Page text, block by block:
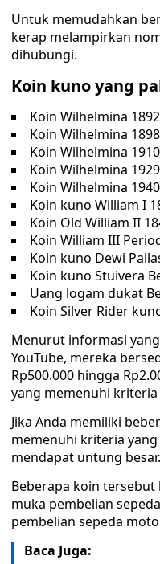
Untuk memudahkan
kerap melampirkan
dihubungi.
Koin kuno yang
Koin Wilhelmina
Koin Wilhelmina
Koin Wilhelmina
Koin Wilhelmina
Koin Wilhelmina
Koin kuno William I
Koin Old William II
Koin William III
Koin kuno Dewi
Koin kuno Stuivera
Uang logam dukat
Koin Silver Rider
Menurut informasi
YouTube, mereka
Rp500.000 hingga
yang memenuhi kriteria
Jika Anda memiliki
memenuhi kriteria
mendapat untung besar.
Beberapa koin
muka pembelian
pembelian sepeda
Baca Juga: